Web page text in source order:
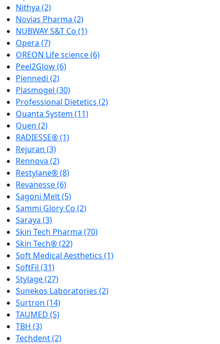
Nithya (2)
Novias Pharma (2)
NUBWAY S&T Co (1)
Opera (7)
OREON Life science(6)
Peel2Glow(6)
Piennedi (2)
Plasmogel (30)
Professional Dietetics (2)
Quanta System (11)
Quen (2)
RADIESSE®(1)
Rejuran (3)
Rennova (2)
Restylane®(8)
Revanesse(6)
Sagoni Melt(5)
Sammi Glory Co (2)
Saraya (3)
Skin Tech Pharma (70)
Skin Tech®(22)
Soft Medical Aesthetics (1)
SoftFil (31)
Stylage(27)
Sunekos Laboratories (2)
Surtron (14)
TAUMED (5)
TBH (3)
Techdent(2)